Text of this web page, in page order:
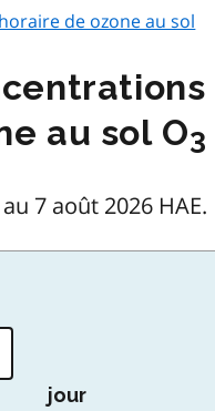
de ozone au sol
au sol O3
7 août 2026 HAE.